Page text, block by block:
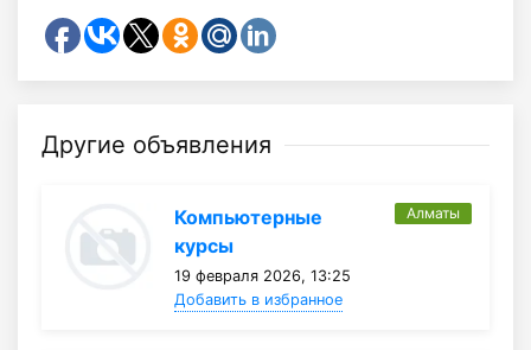
Другие объявления
Компьютерные
курсы
19 февраля 2026, 13:25
Добавить в избранное
Алматы